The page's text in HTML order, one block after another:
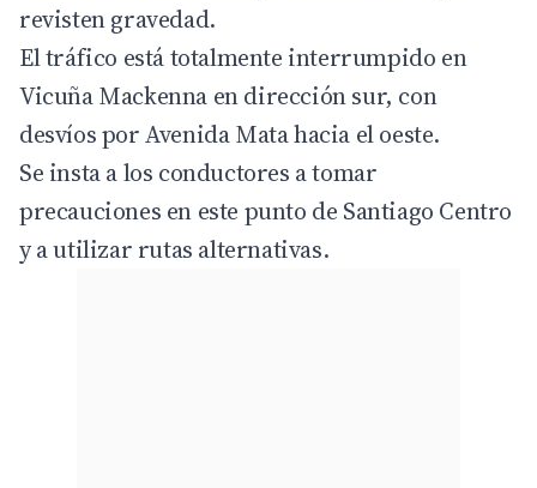
revisten gravedad.
El tráfico está totalmente interrumpido en
Vicuña Mackenna en dirección sur, con
desvíos por Avenida Mata hacia el oeste.
Se insta a los conductores a tomar
precauciones en este punto de Santiago Centro
y a utilizar rutas alternativas.